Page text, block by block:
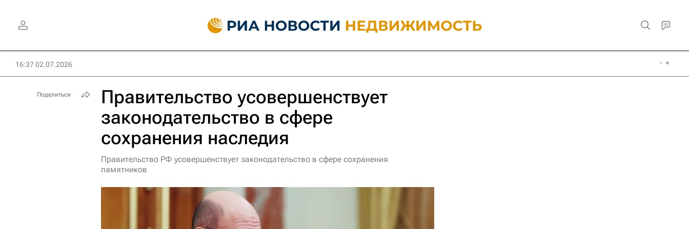
16:37 02.07.2026
Правительство усовершенствует
законодательство в сфере
сохранения наследия
Правительство РФ усовершенствует законодательство в сфере сохранения
памятников
Поделиться